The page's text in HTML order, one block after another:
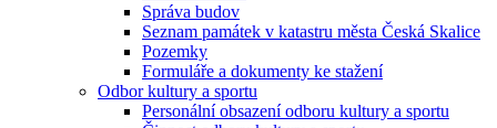
Správa budov
Seznam památek v katastru města Česká Skalice
Pozemky
Formuláře a dokumenty ke stažení
Odbor kultury a sportu
Personální obsazení odboru kultury a sportu